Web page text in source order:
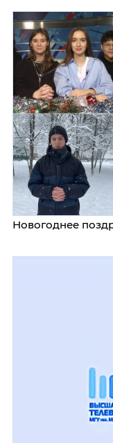
Новогоднее